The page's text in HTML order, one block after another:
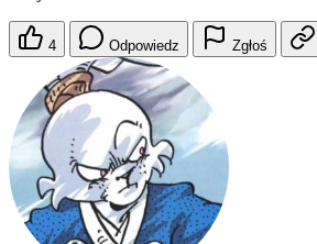
4 Odpowiedz Zgłoś